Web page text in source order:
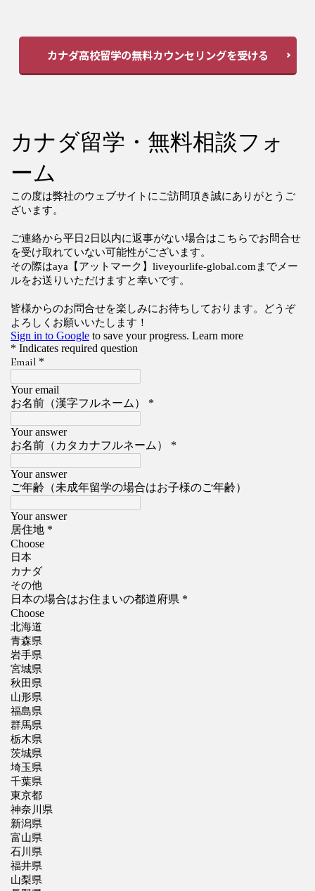
カナダ高校留学の無料カウンセリングを受ける